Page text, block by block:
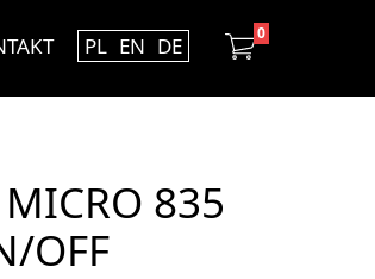
0
PL EN DE
835
OFF